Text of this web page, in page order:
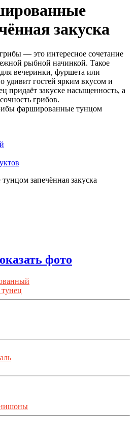
закуска
— это интересное сочетание
рыбной начинкой. Такое
вечеринки, фуршета или
удивит гостей ярким вкусом и
придаёт закуске насыщенность, а
грибов.
фаршированные тунцом
фото